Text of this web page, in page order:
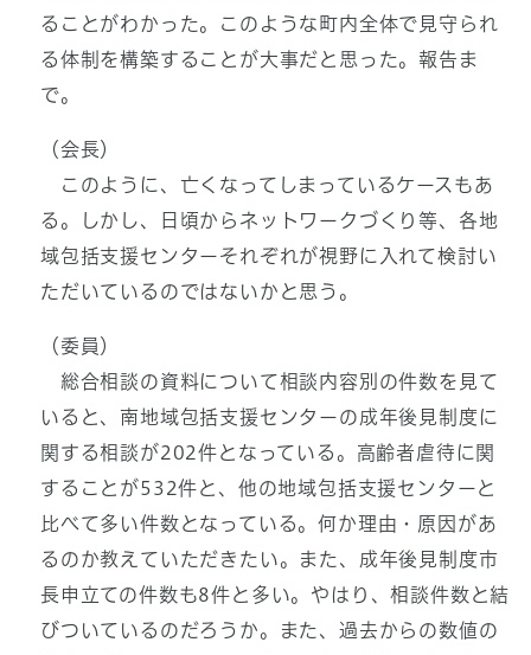
ることがわかった。このような町内全体で見守られ
る体制を構築することが大事だと思った。報告ま
で。
（会長）
このように、亡くなってしまっているケースもあ
る。しかし、日頃からネットワークづくり等、各地
域包括支援センターそれぞれが視野に入れて検討い
ただいているのではないかと思う。
（委員）
総合相談の資料について相談内容別の件数を見て
いると、南地域包括支援センターの成年後見制度に
関する相談が202件となっている。高齢者虐待に関
することが532件と、他の地域包括支援センターと
比べて多い件数となっている。何か理由・原因があ
るのか教えていただきたい。また、成年後見制度市
長申立ての件数も8件と多い。やはり、相談件数と結
びついているのだろうか。また、過去からの数値の